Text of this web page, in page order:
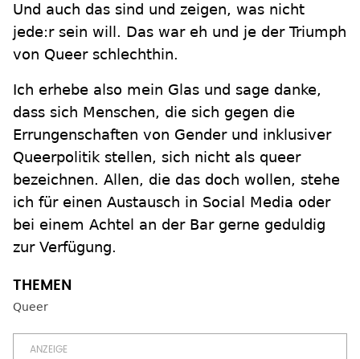
Und auch das sind und zeigen, was nicht
jede:r sein will. Das war eh und je der Triumph
von Queer schlechthin.
Ich erhebe also mein Glas und sage danke,
dass sich Menschen, die sich gegen die
Errungenschaften von Gender und inklusiver
Queerpolitik stellen, sich nicht als queer
bezeichnen. Allen, die das doch wollen, stehe
ich für einen Austausch in Social Media oder
bei einem Achtel an der Bar gerne geduldig
zur Verfügung.
Queer